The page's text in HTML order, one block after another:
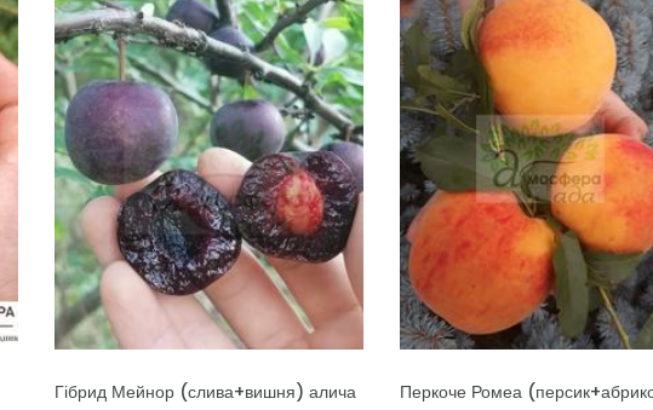
Перкоче Ромеа (персик+абрикоса) -
У КОШИК
Плуот Флейвор Квін (75%
абрикоси) алича